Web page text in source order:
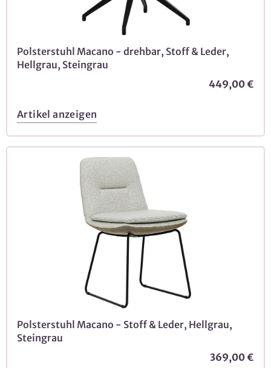
Polsterstuhl Macano - drehbar, Stoff & Leder,
Hellgrau, Steingrau
449,00 €
Artikel anzeigen
Polsterstuhl Macano - Stoff & Leder, Hellgrau,
Steingrau
369,00 €